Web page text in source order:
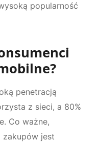
popularność
penetracją
z sieci, a 80%
Co ważne,
zakupów jest